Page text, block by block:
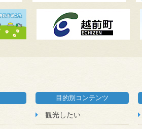
目的別コンテンツ
観光したい